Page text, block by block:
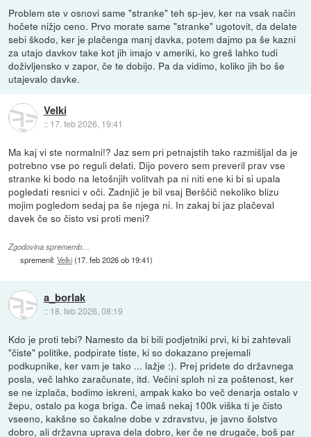
Problem ste v osnovi same "stranke" teh sp-jev, ker na vsak način
hočete nižjo ceno. Prvo morate same "stranke" ugotovit, da delate
sebi škodo, ker je plačenga manj davka, potem dajmo pa še kazni
za utajo davkov take kot jih imajo v ameriki, ko greš lahko tudi
doživljensko v zapor, če te dobijo. Pa da vidimo, koliko jih bo še
utajevalo davke.
Velki
:: 17. feb 2026, 19:41
Ma kaj vi ste normalni!? Jaz sem pri petnajstih tako razmišljal da je
potrebno vse po reguli delati. Dijo povero sem preveril prav vse
stranke ki bodo na letošnjih volitvah pa ni niti ene ki bi si upala
pogledati resnici v oči. Zadnjič je bil vsaj Berščič nekoliko blizu
mojim pogledom sedaj pa še njega ni. In zakaj bi jaz plačeval
davek če so čisto vsi proti meni?
Zgodovina sprememb…
spremenil:Velki(17. feb 2026 ob 19:41)
a_borlak
:: 18. feb 2026, 08:19
Kdo je proti tebi? Namesto da bi bili podjetniki prvi, ki bi zahtevali
"čiste" politike, podpirate tiste, ki so dokazano prejemali
podkupnike, ker vam je tako ... lažje :). Prej pridete do državnega
posla, več lahko zaračunate, itd. Večini sploh ni za poštenost, ker
se ne izplača, bodimo iskreni, ampak kako bo več denarja ostalo v
žepu, ostalo pa koga briga. Če imaš nekaj 100k viška ti je čisto
vseeno, kakšne so čakalne dobe v zdravstvu, je javno šolstvo
dobro, ali državna uprava dela dobro, ker če ne drugače, boš par